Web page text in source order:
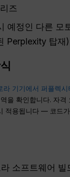
즈
예정인 다른 모
Perplexity 탑재)
라 기기에서 퍼플렉시
을 확인합니다. 자격
적용됩니다 — 코드
소프트웨어 빌